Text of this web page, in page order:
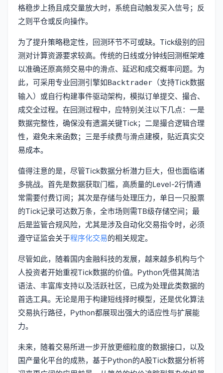
格稳步上扬且成交量放大时，系统自动触发买入信号；反
之则平仓或反向操作。
为了提升策略稳定性，回测环节不可或缺。Tick级别的回
测对计算资源要求较高。传统的日线或分钟线回测框架难
以准确还原高频交易中的滑点、延迟和成交概率问题。为
此，可采用专业回测引擎如Backtrader （支持Tick数据
输入）或自行构建事件驱动架构，模拟订单提交、撮合、
成交全过程。在回测过程中，应特别关注以下几点：一是
数据完整性，确保没有遗漏关键Tick；二是撮合逻辑合理
性，避免未来函数；三是手续费与滑点建模，贴近真实交
易成本。
值得注意的是，尽管Tick数据分析潜力巨大，但也面临诸
多挑战。首先是数据获取门槛，高质量的Level-2行情通
常需要付费订阅；其次是存储与处理压力，单日一只股票
的Tick记录可达数万条，全市场则需TB级存储空间；最
后是监管合规风险，尤其是涉及自动化交易指令时，必须
遵守证监会关于程序化交易的相关规定。
尽管如此，随着国内金融科技的发展，越来越多机构与个
人投资者开始重视Tick数据的价值。Python凭借其简洁
语法、丰富库支持以及活跃社区，已成为处理此类数据的
首选工具。无论是用于构建短线择时模型，还是优化算法
交易执行路径，Python都展现出强大的适应性与扩展能
力。
未来，随着交易所进一步开放更细粒度的数据接口，以及
国产量化平台的成熟，基于Python的A股Tick数据分析将